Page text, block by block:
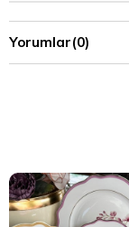
Yorumlar(0)